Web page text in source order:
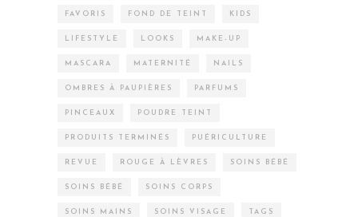
FAVORIS FOND DE TEINT KIDS
LIFESTYLE LOOKS MAKE-UP
MASCARA MATERNITÉ NAILS
OMBRES À PAUPIÈRES PARFUMS
PINCEAUX POUDRE TEINT
PRODUITS TERMINÉS PUÉRICULTURE
REVUE ROUGE À LÈVRES SOINS BÉBÉ
SOINS BÉBÉ SOINS CORPS
SOINS MAINS SOINS VISAGE TAGS